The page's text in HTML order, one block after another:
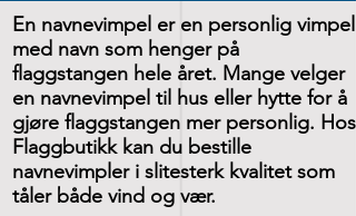
En navnevimpel er en personlig vimpel
med navn som henger på
flaggstangen hele året. Mange velger
en navnevimpel til hus eller hytte for å
gjøre flaggstangen mer personlig. Hos
Flaggbutikk kan du bestille
navnevimpler i slitesterk kvalitet som
tåler både vind og vær.